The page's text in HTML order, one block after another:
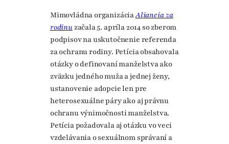
Mimovládna organizáciaAliancia za
rodinuzačala 5. apríla 2014 so zberom
podpisov na uskutočnenie referenda
za ochranu rodiny. Petícia obsahovala
otázky o definovaní manželstva ako
zväzku jedného muža a jednej ženy,
ustanovenie adopcie len pre
heterosexuálne páry ako aj právnu
ochranu výnimočnosti manželstva.
Petícia požadovala aj otázku vo veci
vzdelávania o sexuálnom správaní a